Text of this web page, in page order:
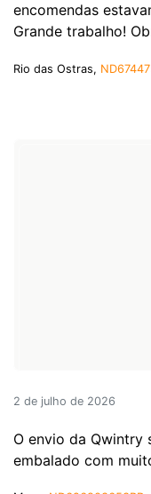
encomendas
Grande trabalho!
Rio das Ostras,
2 de julho de 2026
O envio da Qwintry
embalado com